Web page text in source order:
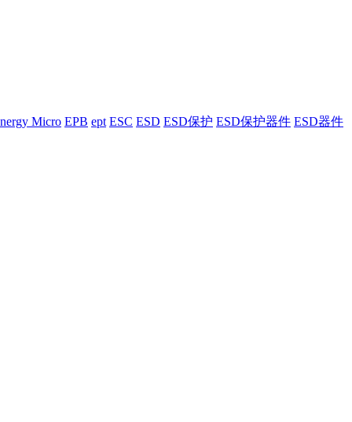
Micro EPB ept ESC ESD ESD保护 ESD保护器件 ESD器件